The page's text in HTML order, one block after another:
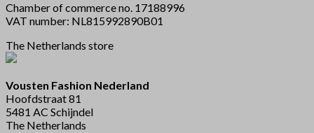
Chamber of commerce no. 17188996
VAT number: NL815992890B01
The Netherlands store
Vousten Fashion Nederland
Hoofdstraat 81
5481 AC Schijndel
The Netherlands